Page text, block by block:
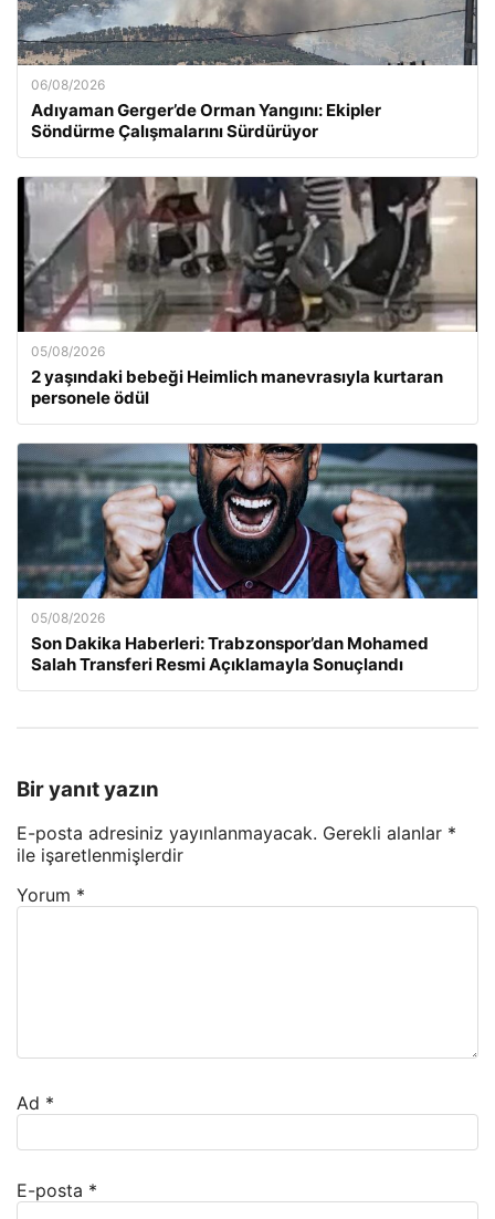
06/08/2026
Adıyaman Gerger’de Orman Yangını: Ekipler
Söndürme Çalışmalarını Sürdürüyor
05/08/2026
2 yaşındaki bebeği Heimlich manevrasıyla kurtaran
personele ödül
05/08/2026
Son Dakika Haberleri: Trabzonspor’dan Mohamed
Salah Transferi Resmi Açıklamayla Sonuçlandı
Bir yanıt yazın
E-posta adresiniz yayınlanmayacak. Gerekli alanlar *
ile işaretlenmişlerdir
Yorum *
Ad *
E-posta *